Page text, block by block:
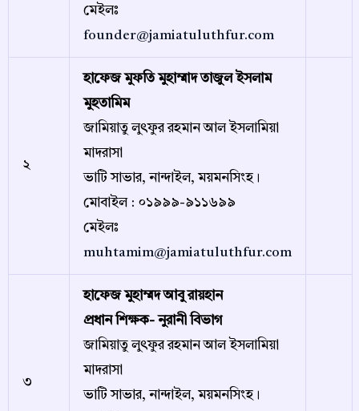
মেইলঃ
founder@jamiatuluthfur.com
২
হাফেজ মুফতি মুহাম্মাদ তাজুল ইসলাম
মুহতামিম
জামিয়াতু লুৎফুর রহমান আল ইসলামিয়া
মাদরাসা
ভাটি সাভার, নান্দাইল, ময়মনসিংহ।
মোবাইল : ০১৯৯৯-৯১১৬৯৯
মেইলঃ
muhtamim@jamiatuluthfur.com
৩
হাফেজ মুহাম্মদ আবু রায়হান
প্রধান শিক্ষক- নুরানী বিভাগ
জামিয়াতু লুৎফুর রহমান আল ইসলামিয়া
মাদরাসা
ভাটি সাভার, নান্দাইল, ময়মনসিংহ।